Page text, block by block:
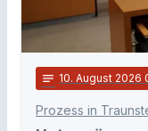
notes 10. August 2026
Prozess in